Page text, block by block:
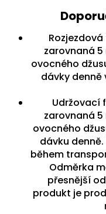
zarovnaná
ovocného
dávky
Udržovací
zarovnaná
ovocného
dávku
během
Odměrka
přesnější
produkt je